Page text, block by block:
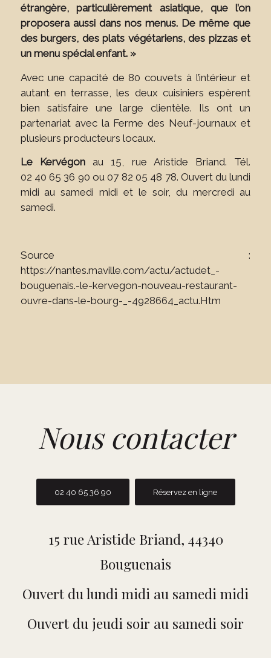
étrangère, particulièrement asiatique, que l’on
proposera aussi dans nos menus. De même que
des burgers, des plats végétariens, des pizzas et
un menu spécial enfant. »
Avec une capacité de 80 couvets à l’intérieur et
autant en terrasse, les deux cuisiniers espèrent
bien satisfaire une large clientèle. Ils ont un
partenariat avec la Ferme des Neuf-journaux et
plusieurs producteurs locaux.
Le Kervégonau 15, rue Aristide Briand. Tél.
02 40 65 36 90 ou 07 82 05 48 78. Ouvert du lundi
midi au samedi midi et le soir, du mercredi au
samedi.
Source :
https://nantes.maville.com/actu/actudet_-
bouguenais.-le-kervegon-nouveau-restaurant-
ouvre-dans-le-bourg-_-4928664_actu.Htm
Nous contacter
02 40 65 36 90 Réservez en ligne
15 rue Aristide Briand, 44340
Bouguenais
Ouvert du lundi midi au samedi midi
Ouvert du jeudi soir au samedi soir